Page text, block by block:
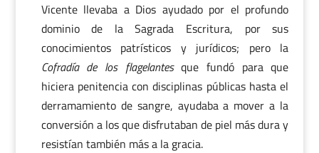
Vicente llevaba a Dios ayudado por el profundo
dominio de la Sagrada Escritura, por sus
conocimientos patrísticos y jurídicos; pero la
Cofradía de los flagelantesque fundó para que
hiciera penitencia con disciplinas públicas hasta el
derramamiento de sangre, ayudaba a mover a la
conversión a los que disfrutaban de piel más dura y
resistían también más a la gracia.